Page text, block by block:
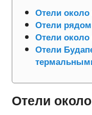
Отели около
Отели рядом
Отели около
Отели
Отели